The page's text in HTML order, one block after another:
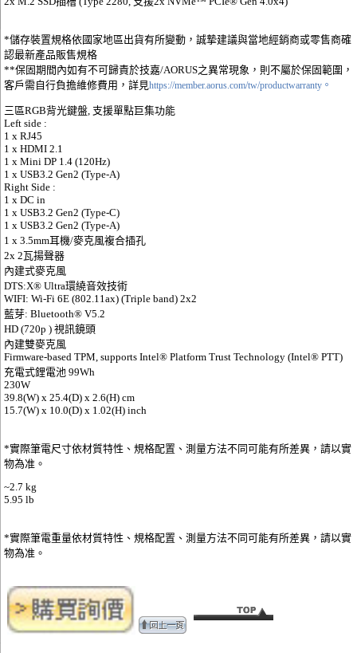
*儲存裝置規格依國家地區出貨有所變動，誠摯建議與當地經銷商或零售商確
認最新產品販售規格
**保固期間內如有不可歸責於技嘉/AORUS之異常現象，則不屬於保固範圍，
客戶需自行負擔維修費用，詳見https://member.aorus.com/tw/productwarranty。
三區RGB背光鍵盤, 支援單點巨集功能
Left side :
1 x RJ45
1 x HDMI 2.1
1 x Mini DP 1.4 (120Hz)
1 x USB3.2 Gen2 (Type-A)
Right Side :
1 x DC in
1 x USB3.2 Gen2 (Type-C)
1 x USB3.2 Gen2 (Type-A)
1 x 3.5mm耳機/麥克風複合插孔
2x 2瓦揚聲器
內建式麥克風
DTS:X® Ultra環繞音效技術
WIFI: Wi-Fi 6E (802.11ax) (Triple band) 2x2
藍芽: Bluetooth® V5.2
HD (720p ) 視訊鏡頭
內建雙麥克風
Firmware-based TPM, supports Intel® Platform Trust Technology (Intel® PTT)
充電式鋰電池 99Wh
230W
39.8(W) x 25.4(D) x 2.6(H) cm
15.7(W) x 10.0(D) x 1.02(H) inch
*實際筆電尺寸依材質特性、規格配置、測量方法不同可能有所差異，請以實
物為准。
~2.7 kg
5.95 lb
*實際筆電重量依材質特性、規格配置、測量方法不同可能有所差異，請以實
物為准。